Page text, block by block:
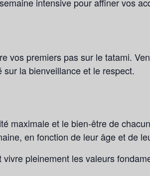
vos premiers pas sur le tatami.
la bienveillance et le respect.
maximale et le bien-être de
en fonction de leur âge et de
pleinement les valeurs